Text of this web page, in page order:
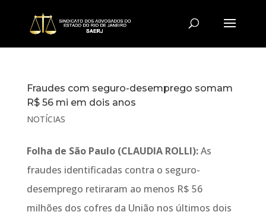
Fraudes com seguro-desemprego somam
R$ 56 mi em dois anos
NOTÍCIAS
Folha de São Paulo (CLAUDIA ROLLI):As
fraudes identificadas contra o seguro-
desemprego retiraram ao menos R$ 56
milhões dos cofres da União nos últimos dois